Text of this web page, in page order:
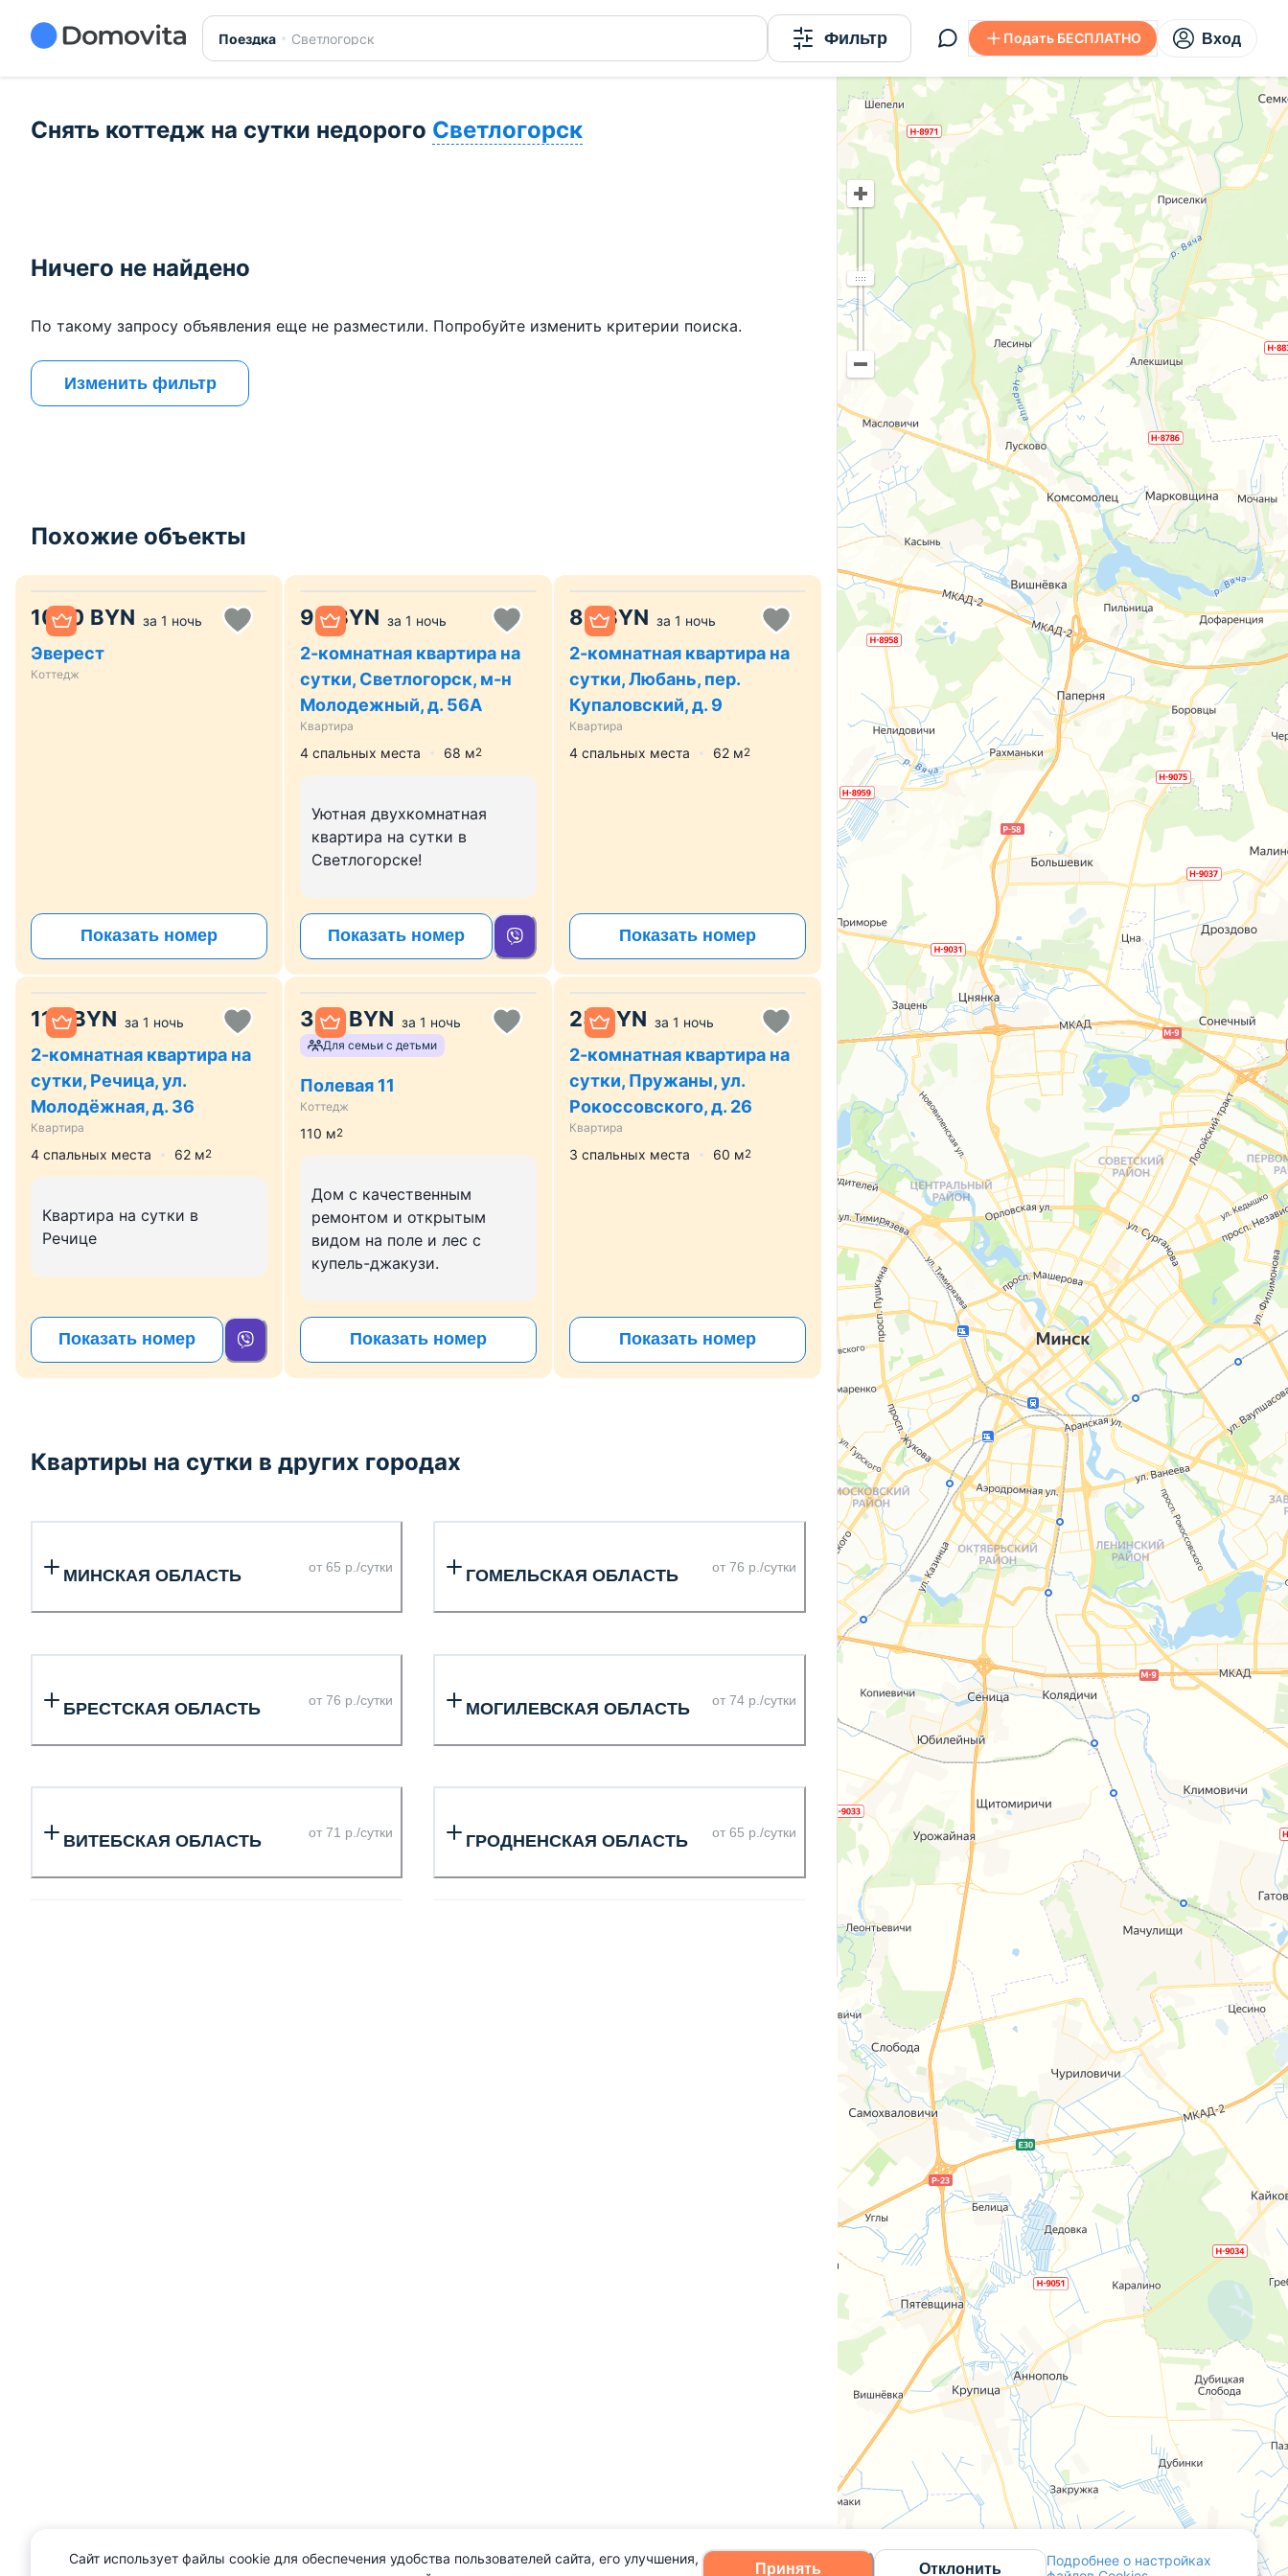
Поездка Светлогорск Фильтр Подать БЕСПЛАТНО Вход
Снять коттедж на сутки недорого Светлогорск
Ничего не найдено
По такому запросу объявления еще не разместили. Попробуйте изменить критерии поиска.
Изменить фильтр
Похожие объекты
1000 BYN за 1 ночь
Эверест
Коттедж
Показать номер
90 BYN за 1 ночь
2-комнатная квартира на
сутки, Светлогорск, м-н
Молодежный, д. 56А
Квартира
4 спальных места 68 м2
Уютная двухкомнатная
квартира на сутки в
Светлогорске!
Показать номер
80 BYN за 1 ночь
2-комнатная квартира на
сутки, Любань, пер.
Купаловский, д. 9
Квартира
4 спальных места 62м2
Показать номер
110 BYN за 1 ночь
2-комнатная квартира на
сутки, Речица, ул.
Молодёжная, д. 36
Квартира
4 спальных места 62 м2
Квартира на сутки в
Речице
Показать номер
330 BYN за 1 ночь
Для семьи с детьми
Полевая 11
Коттедж
110 м2
Дом с качественным
ремонтом и открытым
видом на поле и лес с
купель-джакузи.
Показать номер
25 BYN за 1 ночь
2-комнатная квартира на
сутки, Пружаны, ул.
Рокоссовского, д. 26
Квартира
3 спальных места 60 м2
Показать номер
Квартиры на сутки в других городах
МИНСКАЯ ОБЛАСТЬ от 65 р./сутки ГОМЕЛЬСКАЯ ОБЛАСТЬ от 76 р./сутки
БРЕСТСКАЯ ОБЛАСТЬ от 76 р./сутки МОГИЛЕВСКАЯ ОБЛАСТЬ от 74 р./сутки
ВИТЕБСКАЯ ОБЛАСТЬ от 71 р./сутки ГРОДНЕНСКАЯ ОБЛАСТЬ от 65 р./сутки
Сайт использует файлы cookie для обеспечения удобства пользователей сайта, его улучшения,
Принять Отклонить
Подробнее о настройках